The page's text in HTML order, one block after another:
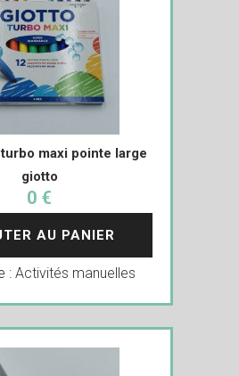
maxi pointe large
giotto
0 €
AU PANIER
: Activités manuelles